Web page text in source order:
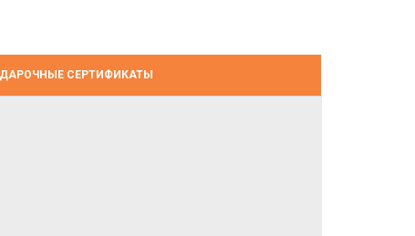
СЕРТИФИКАТЫ